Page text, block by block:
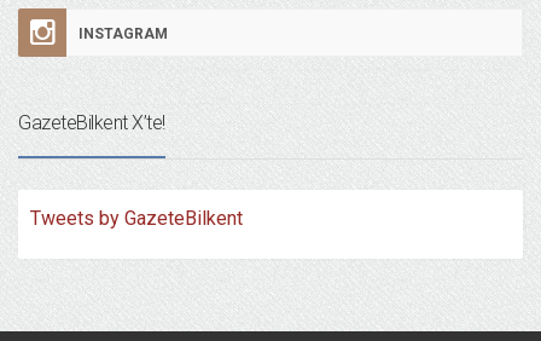
INSTAGRAM
GazeteBilkent X’te!
Tweets by GazeteBilkent